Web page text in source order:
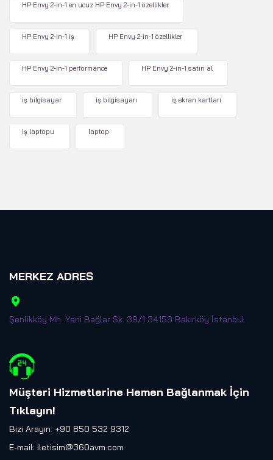
HP Envy 2-in-1 en ucuz HP Envy 2-in-1 özellikler
HP Envy 2-in-1 iş HP Envy 2-in-1 özellikler
HP Envy 2-in-1 performance HP Envy 2-in-1 satın al
iş bilgisayar iş bilgisayarı iş ekran kartları
iş laptopu laptop
MERKEZ ADRES
Şenlikköy Mh. Yeni Bağlar Sk. 39/1 34153 Bakırköy İstanbul
Müşteri Hizmetlerine Hemen Bağlanmak İçin
Tıklayın!
Bizi Arayın: +90 850 532 9312
E-mail: iletisim@360avm.com